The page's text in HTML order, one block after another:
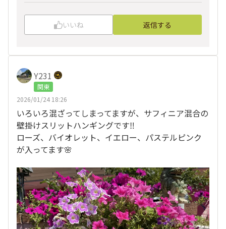
いいね 返信する
Y231
関東
2026/01/24 18:26
いろいろ混ざってしまってますが、サフィニア混合の
壁掛けスリットハンギングです‼️
ローズ、バイオレット、イエロー、パステルピンク
が入ってます🌸